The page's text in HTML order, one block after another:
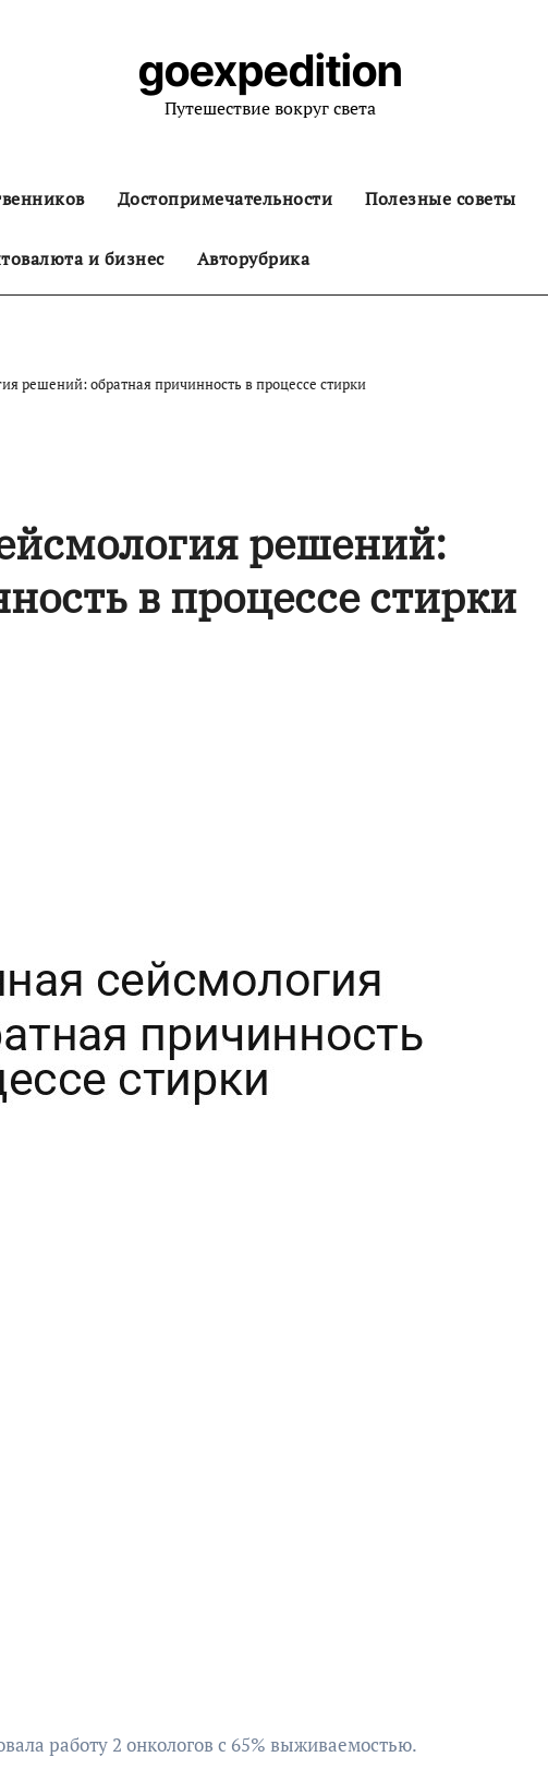
goexpedition
Путешествие вокруг света
Достопримечательности Полезные советы
и бизнес Авторубрика
решений: обратная причинность в процессе стирки
решений:
в процессе стирки
работу 2 онкологов с 65% выживаемостью.